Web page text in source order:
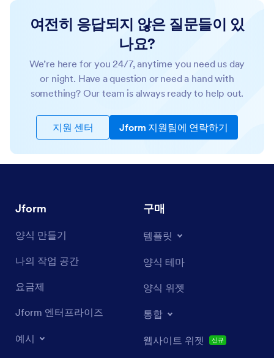
여전히 응답되지 않은 질문들이 있
나요?
We’re here for you 24/7, anytime you need us day
or night. Have a question or need a hand with
something? Our team is always ready to help out.
지원 센터 Jform 지원팀에 연락하기
Jform
양식 만들기
나의 작업 공간
요금제
Jform 엔터프라이즈
예시
구매
템플릿
양식 테마
양식 위젯
통합
웹사이트 위젯 신규